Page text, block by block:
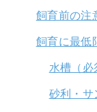
飼育前の注
飼育に最低
水槽（必
砂利・サ